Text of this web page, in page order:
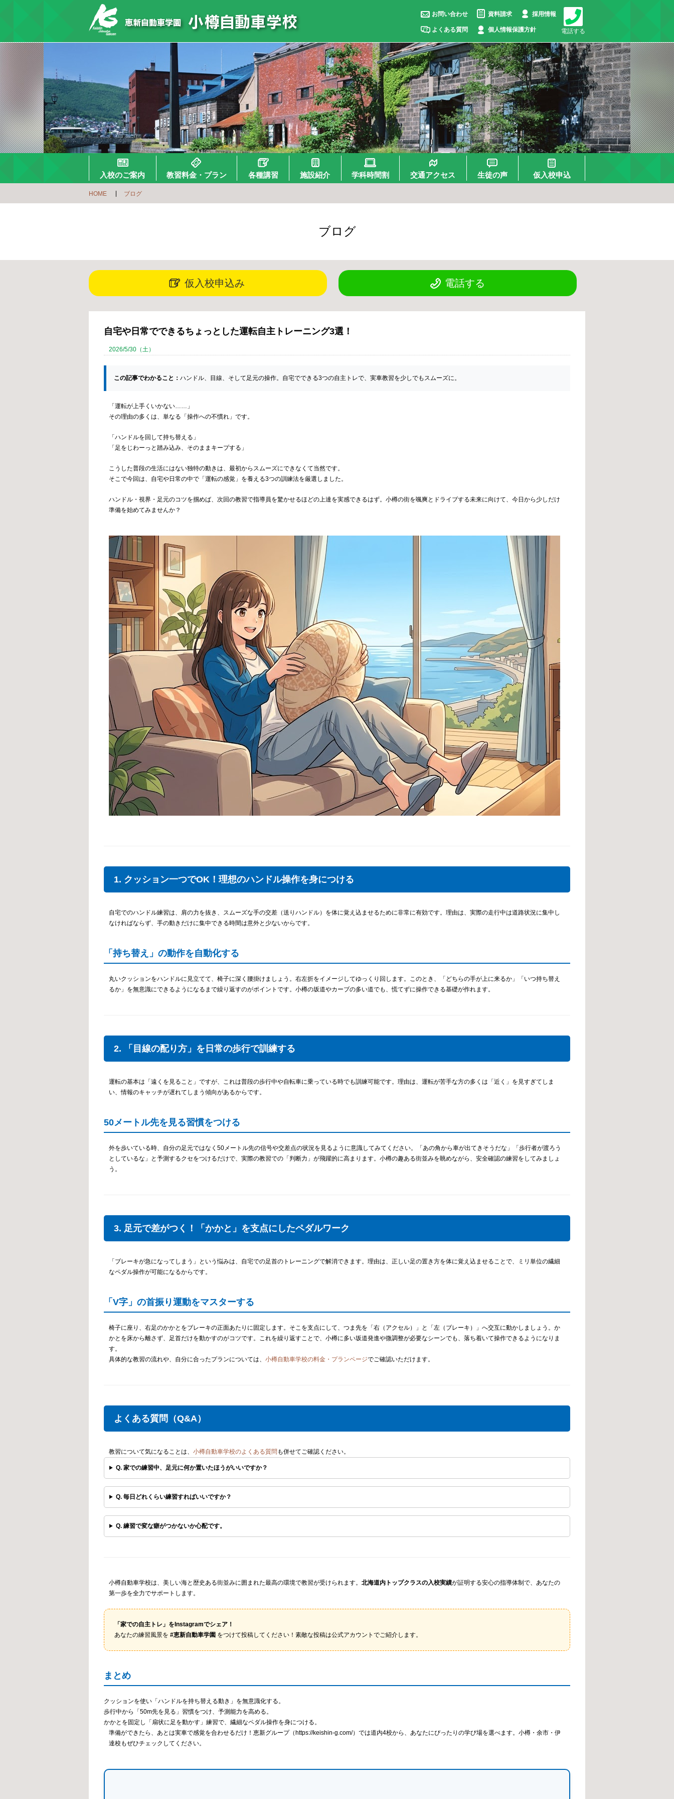
電話する
お問い合わせ 資料請求 採用情報
よくある質問 個人情報保護方針
入校のご案内 教習料金・プラン 各種講習 施設紹介 学科時間割 交通アクセス 生徒の声 仮入校申込
HOME ブログ
ブログ
仮入校申込み 電話する
自宅や日常でできるちょっとした運転自主トレーニング3選！
2026/5/30（土）
この記事でわかること： ハンドル、目線、そして足元の操作。自宅でできる3つの自主トレで、実車教習を少しでもスムーズに。
「運転が上手くいかない……」
その理由の多くは、単なる「操作への不慣れ」です。
「ハンドルを回して持ち替える」
「足をじわーっと踏み込み、そのままキープする」
こうした普段の生活にはない独特の動きは、最初からスムーズにできなくて当然です。
そこで今回は、自宅や日常の中で「運転の感覚」を養える3つの訓練法を厳選しました。
ハンドル・視界・足元のコツを掴めば、次回の教習で指導員を驚かせるほどの上達を実感できるはず。小樽の街を颯爽とドライブする未来に向けて、今日から少しだけ
準備を始めてみませんか？
1. クッション一つでOK！理想のハンドル操作を身につける
自宅でのハンドル練習は、肩の力を抜き、スムーズな手の交差（送りハンドル）を体に覚え込ませるために非常に有効です。理由は、実際の走行中は道路状況に集中し
なければならず、手の動きだけに集中できる時間は意外と少ないからです。
「持ち替え」の動作を自動化する
丸いクッションをハンドルに見立てて、椅子に深く腰掛けましょう。右左折をイメージしてゆっくり回します。このとき、「どちらの手が上に来るか」「いつ持ち替え
るか」を無意識にできるようになるまで繰り返すのがポイントです。小樽の坂道やカーブの多い道でも、慌てずに操作できる基礎が作れます。
2. 「目線の配り方」を日常の歩行で訓練する
運転の基本は「遠くを見ること」ですが、これは普段の歩行中や自転車に乗っている時でも訓練可能です。理由は、運転が苦手な方の多くは「近く」を見すぎてしま
い、情報のキャッチが遅れてしまう傾向があるからです。
50メートル先を見る習慣をつける
外を歩いている時、自分の足元ではなく50メートル先の信号や交差点の状況を見るように意識してみてください。「あの角から車が出てきそうだな」「歩行者が渡ろう
としているな」と予測するクセをつけるだけで、実際の教習での「判断力」が飛躍的に高まります。小樽の趣ある街並みを眺めながら、安全確認の練習をしてみましょ
う。
3. 足元で差がつく！「かかと」を支点にしたペダルワーク
「ブレーキが急になってしまう」という悩みは、自宅での足首のトレーニングで解消できます。理由は、正しい足の置き方を体に覚え込ませることで、ミリ単位の繊細
なペダル操作が可能になるからです。
「V字」の首振り運動をマスターする
椅子に座り、右足のかかとをブレーキの正面あたりに固定します。そこを支点にして、つま先を「右（アクセル）」と「左（ブレーキ）」へ交互に動かしましょう。か
かとを床から離さず、足首だけを動かすのがコツです。これを繰り返すことで、小樽に多い坂道発進や微調整が必要なシーンでも、落ち着いて操作できるようになりま
す。
具体的な教習の流れや、自分に合ったプランについては、 小樽自動車学校の料金・プランページでご確認いただけます。
よくある質問（Q&A）
教習について気になることは、 小樽自動車学校のよくある質問 も併せてご確認ください。
Q. 家での練習中、足元に何か置いたほうがいいですか？
Q. 毎日どれくらい練習すればいいですか？
Q. 練習で変な癖がつかないか心配です。
小樽自動車学校は、美しい海と歴史ある街並みに囲まれた最高の環境で教習が受けられます。 北海道内トップクラスの入校実績が証明する安心の指導体制で、あなたの
第一歩を全力でサポートします。
「家での自主トレ」をInstagramでシェア！
あなたの練習風景を #恵新自動車学園 をつけて投稿してください！素敵な投稿は公式アカウントでご紹介します。
まとめ
クッションを使い「ハンドルを持ち替える動き」を無意識化する。
歩行中から「50m先を見る」習慣をつけ、予測能力を高める。
かかとを固定し「扇状に足を動かす」練習で、繊細なペダル操作を身につける。
準備ができたら、あとは実車で感覚を合わせるだけ！恵新グループ（https://keishin-g.com/）では道内4校から、あなたにぴったりの学び場を選べます。小樽・余市・伊
達校もぜひチェックしてください。